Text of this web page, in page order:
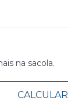
na sacola.